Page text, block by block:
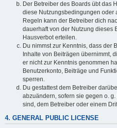
Der Betreiber des Boards übt das
diese Nutzungsbedingungen oder
Regeln kann der Betreiber dich
dauerhaft von der Nutzung dieses
Hausverbot erteilen.
Du nimmst zur Kenntnis, dass der
Inhalte von Beiträgen übernimmt,
er nicht zur Kenntnis genommen
Benutzerkonto, Beiträge und
sperren.
Du gestattest dem Betreiber
abzuändern, sofern sie gegen o.
sind, dem Betreiber oder einem
4. GENERAL PUBLIC LICENSE